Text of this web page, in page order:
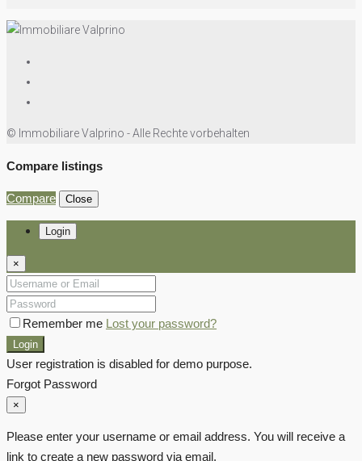
© Immobiliare Valprino - Alle Rechte vorbehalten
Compare listings
Compare Close
Login
×
Remember me Lost your password?
Login
User registration is disabled for demo purpose.
Forgot Password
×
Please enter your username or email address. You will receive a
link to create a new password via email.